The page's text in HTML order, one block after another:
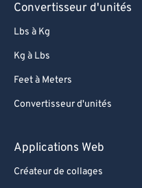
Convertisseur d'unités
Lbs à Kg
Kg à Lbs
Feet à Meters
Convertisseur d'unités
Applications Web
Créateur de collages